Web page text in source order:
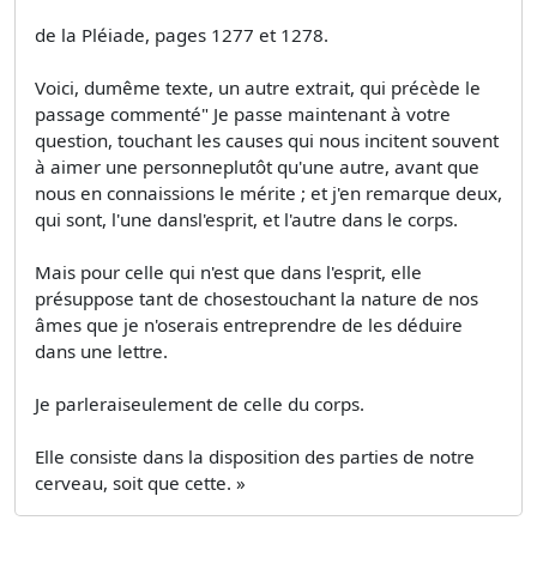
de la Pléiade, pages 1277 et 1278.
Voici, dumême texte, un autre extrait, qui précède le
passage commenté" Je passe maintenant à votre
question, touchant les causes qui nous incitent souvent
à aimer une personneplutôt qu'une autre, avant que
nous en connaissions le mérite ; et j'en remarque deux,
qui sont, l'une dansl'esprit, et l'autre dans le corps.
Mais pour celle qui n'est que dans l'esprit, elle
présuppose tant de chosestouchant la nature de nos
âmes que je n'oserais entreprendre de les déduire
dans une lettre.
Je parleraiseulement de celle du corps.
Elle consiste dans la disposition des parties de notre
cerveau, soit que cette. »